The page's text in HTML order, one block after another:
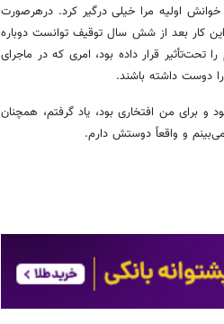
اولیه مرا خیلی درگیر کرد. درهرصورت
کار بعد از شش سال توقیف توانست دوباره
قرار داده بود، امری که در ماجرای
را دوست داشته باشند.
و برای من افتخاری بود، یاد گرفتم، همچنان
و واقعاً دوستش دارم.